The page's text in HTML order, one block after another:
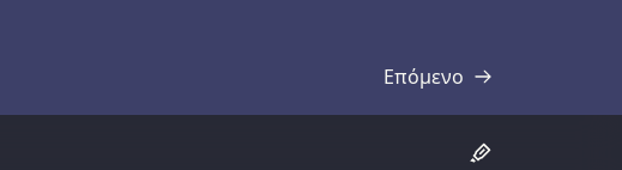
Επόμενο
Απομαγνητοφώνηση